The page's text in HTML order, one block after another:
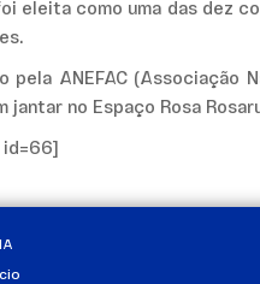
eleita como uma das dez
pela ANEFAC
jantar no Espaço Rosa